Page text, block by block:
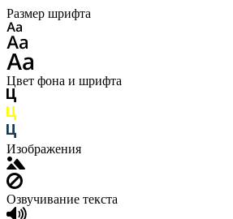
Размер шрифта
Цвет фона и шрифта
Изображения
Озвучивание текста